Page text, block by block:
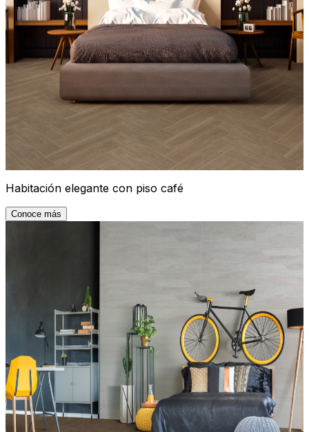
Habitación elegante con piso café
Conoce más